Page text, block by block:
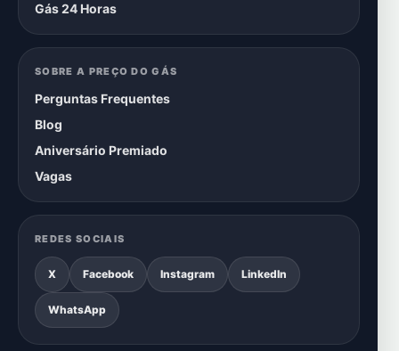
Gás 24 Horas
SOBRE A PREÇO DO GÁS
Perguntas Frequentes
Blog
Aniversário Premiado
Vagas
REDES SOCIAIS
X Facebook Instagram LinkedIn
WhatsApp